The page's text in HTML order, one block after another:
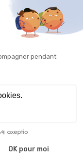
de mai 2024
du projet de
aptitudes, sa
de réussir
web. Le plan
et décrocher
porteur et